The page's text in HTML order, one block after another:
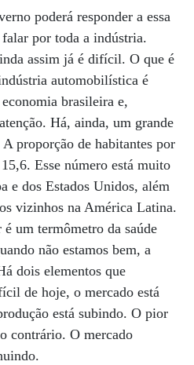
poderá responder a essa
por toda a indústria.
assim já é difícil. O que é
automobilística é
brasileira e,
Há, ainda, um grande
proporção de habitantes por
Esse número está muito
e dos Estados Unidos, além
vizinhos na América Latina.
um termômetro da saúde
não estamos bem, a
dois elementos que
de hoje, o mercado está
está subindo. O pior
contrário. O mercado